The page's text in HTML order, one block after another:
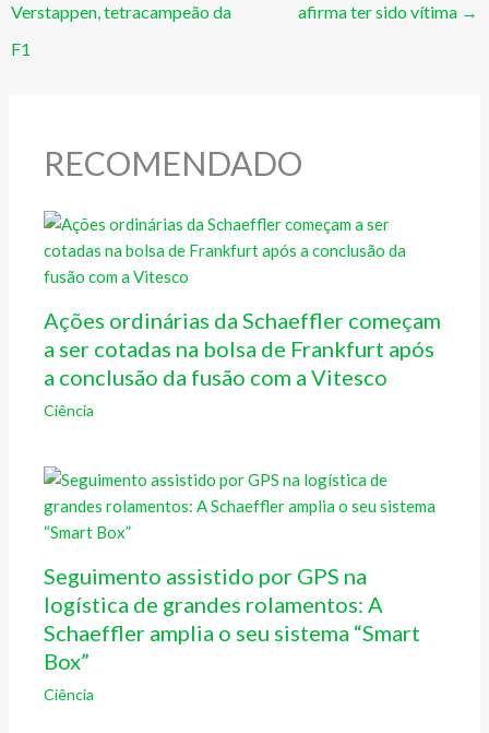
Verstappen, tetracampeão da
F1
afirma ter sido vítima →
RECOMENDADO
Ações ordinárias da Schaeffler começam
a ser cotadas na bolsa de Frankfurt após
a conclusão da fusão com a Vitesco
Ciência
Seguimento assistido por GPS na
logística de grandes rolamentos: A
Schaeffler amplia o seu sistema “Smart
Box”
Ciência